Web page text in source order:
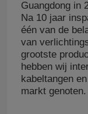
Guangdong in
Na 10 jaar
één van de
van
grootste
hebben wij
kabeltangen
markt genoten.